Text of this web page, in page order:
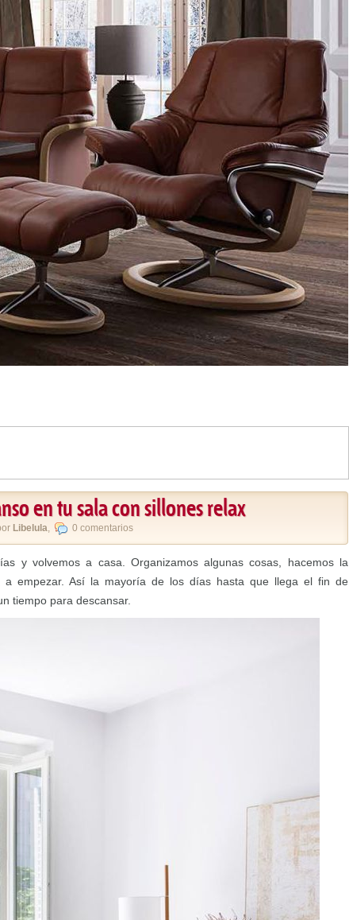
en tu sala con sillones relax
Libelula, 0 comentarios
y volvemos a casa. Organizamos algunas cosas, hacemos la
a empezar. Así la mayoría de los días hasta que llega el fin de
tiempo para descansar.